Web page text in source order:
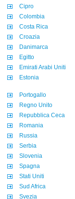
Cipro
Colombia
Costa Rica
Croazia
Danimarca
Egitto
Emirati Arabi Uniti
Estonia
Portogallo
Regno Unito
Repubblica Ceca
Romania
Russia
Serbia
Slovenia
Spagna
Stati Uniti
Sud Africa
Svezia